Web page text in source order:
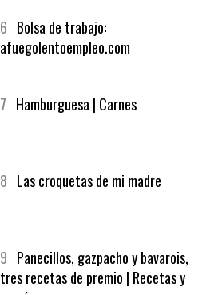
6Bolsa de trabajo:
9Panecillos, gazpacho y bavarois,